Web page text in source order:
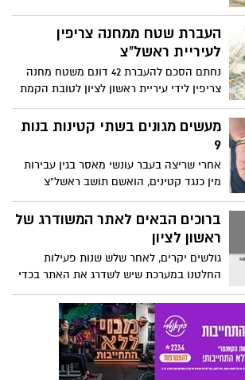
העברת שטח ממחנה צריפין
לעיריית ראשל"צ
נחתם הסכם להעברת 42 דונם משטח מחנה
צריפין לידי עיריית ראשון לציון לטובת הקמת
פארק- בשורה מצוינת לשנה החדשה לתושבי
מזרח העיר.
מעשים מגונים בשתי קטינות בנות
9
אחרי שריצה בעבר עונשי מאסר בגין עבירות
מין כנגד קטינים, הואשם תושב ראשל"צ
בתקיפה נוספת, של שתי ילדות בנות תשע.
ברוכים הבאים לאתר המשודרג של
ראשון לציון
גולשים יקרים, לאחר שלש שנות פעילות
החלטנו במערכת שיש לשדרג את האתר בכדי
להציג בפניכם חוויית גלישה משודרגת.